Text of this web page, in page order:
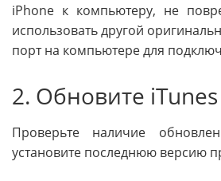
iPhone к компьютеру, не
использовать другой
порт на компьютере для
2. Обновите iTunes
Проверьте наличие
установите последнюю версию